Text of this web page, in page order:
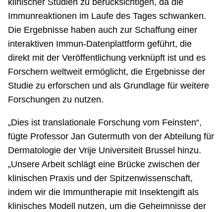
klinischer Studien zu berücksichtigen, da die
Immunreaktionen im Laufe des Tages schwanken.
Die Ergebnisse haben auch zur Schaffung einer
interaktiven Immun-Datenplattform geführt, die
direkt mit der Veröffentlichung verknüpft ist und es
Forschern weltweit ermöglicht, die Ergebnisse der
Studie zu erforschen und als Grundlage für weitere
Forschungen zu nutzen.
„Dies ist translationale Forschung vom Feinsten“,
fügte Professor Jan Gutermuth von der Abteilung für
Dermatologie der Vrije Universiteit Brussel hinzu.
„Unsere Arbeit schlägt eine Brücke zwischen der
klinischen Praxis und der Spitzenwissenschaft,
indem wir die Immuntherapie mit Insektengift als
klinisches Modell nutzen, um die Geheimnisse der